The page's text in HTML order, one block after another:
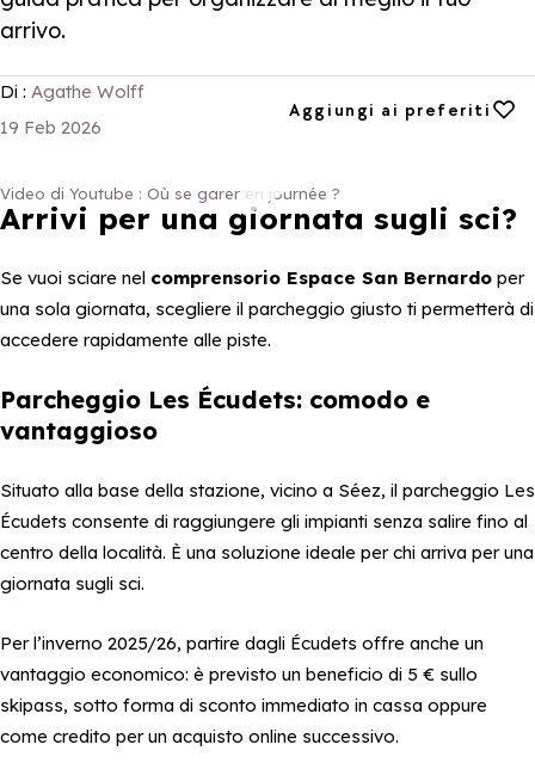
arrivo.
Di : Agathe Wolff
19 Feb 2026
Aggiungi ai preferiti
Aggiungi ai preferiti
Où se garer en journée ?
Video di Youtube : Où se garer en journée ?
Arrivi per una giornata sugli sci?
Se vuoi sciare nel comprensorio Espace San Bernardo per
una sola giornata, scegliere il parcheggio giusto ti permetterà di
accedere rapidamente alle piste.
Parcheggio Les Écudets: comodo e
vantaggioso
Situato alla base della stazione, vicino a Séez, il parcheggio Les
Écudets consente di raggiungere gli impianti senza salire fino al
centro della località. È una soluzione ideale per chi arriva per una
giornata sugli sci.
Per l’inverno 2025/26, partire dagli Écudets offre anche un
vantaggio economico: è previsto un beneficio di 5 € sullo
skipass, sotto forma di sconto immediato in cassa oppure
come credito per un acquisto online successivo.